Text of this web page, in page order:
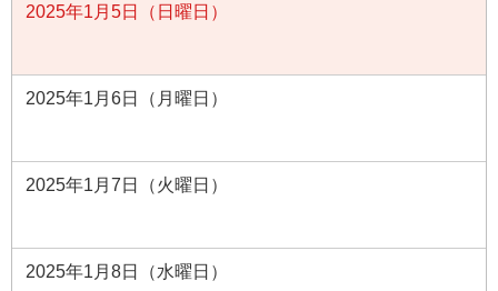
2025年1月5日（日曜日）
2025年1月6日（月曜日）
2025年1月7日（火曜日）
2025年1月8日（水曜日）